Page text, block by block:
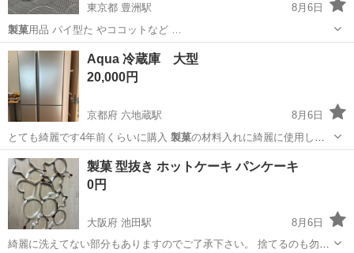
東京都 豊洲駅
8月6日
製菓用品 パイ型た やココットなど …
東京 江東区 豊洲駅 調理器具
Aqua 冷蔵庫 大型
20,000円
京都府 六地蔵駅
8月6日
とても綺麗です4年前くらいに購入 製菓の材料入れに綺麗に使用して
いました 宇…
京都 宇治市 六地蔵駅 キッチン家電 Aqua
製菓 型抜き ホットケーキ パンケーキ
0円
大阪府 池田駅
8月6日
綺麗に洗えてない部分もありますのでご了承下さい。 捨てるのも勿体